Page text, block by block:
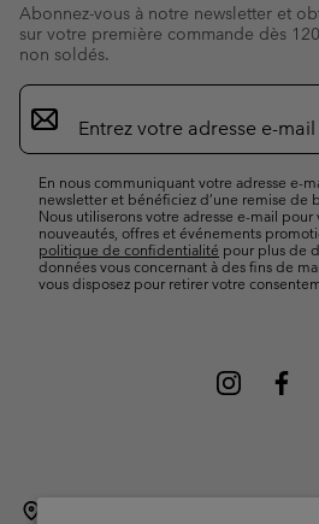
Abonnez-vous à notre newsletter et
sur votre première commande dès
non soldés.
Inscription
par
e-
En nous communiquant votre adresse e-
newsletter et bénéficiez d’une remise de
Nous utiliserons votre adresse e-mail
nouveautés, offres et événements
politique de confidentialité pour plus de
données vous concernant à des fins de
vous disposez pour retirer votre